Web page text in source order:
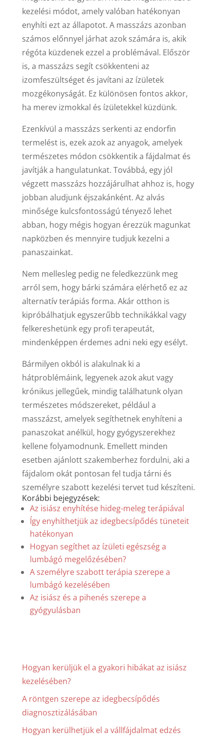
kezelési módot, amely valóban hatékonyan
enyhíti ezt az állapotot. A masszázs azonban
számos előnnyel járhat azok számára is, akik
régóta küzdenek ezzel a problémával. Először
is, a masszázs segít csökkenteni az
izomfeszültséget és javítani az ízületek
mozgékonyságát. Ez különösen fontos akkor,
ha merev izmokkal és ízületekkel küzdünk.
Ezenkívül a masszázs serkenti az endorfin
termelést is, ezek azok az anyagok, amelyek
természetes módon csökkentik a fájdalmat és
javítják a hangulatunkat. Továbbá, egy jól
végzett masszázs hozzájárulhat ahhoz is, hogy
jobban aludjunk éjszakánként. Az alvás
minősége kulcsfontosságú tényező lehet
abban, hogy mégis hogyan érezzük magunkat
napközben és mennyire tudjuk kezelni a
panaszainkat.
Nem mellesleg pedig ne feledkezzünk meg
arról sem, hogy bárki számára elérhető ez az
alternatív terápiás forma. Akár otthon is
kipróbálhatjuk egyszerűbb technikákkal vagy
felkereshetünk egy profi terapeutát,
mindenképpen érdemes adni neki egy esélyt.
Bármilyen okból is alakulnak ki a
hátproblémáink, legyenek azok akut vagy
krónikus jellegűek, mindig találhatunk olyan
természetes módszereket, például a
masszázst, amelyek segíthetnek enyhíteni a
panaszokat anélkül, hogy gyógyszerekhez
kellene folyamodnunk. Emellett minden
esetben ajánlott szakemberhez fordulni, aki a
fájdalom okát pontosan fel tudja tárni és
személyre szabott kezelési tervet tud készíteni.
Korábbi bejegyzések:
Az isiász enyhítése hideg-meleg terápiával
Így enyhíthetjük az idegbecsípődés tüneteit
hatékonyan
Hogyan segíthet az ízületi egészség a
lumbágó megelőzésében?
A személyre szabott terápia szerepe a
lumbágó kezelésében
Az isiász és a pihenés szerepe a
gyógyulásban
Hogyan kerüljük el a gyakori hibákat az isiász
kezelésében?
A röntgen szerepe az idegbecsípődés
diagnosztizálásában
Hogyan kerülhetjük el a vállfájdalmat edzés